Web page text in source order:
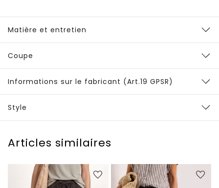
Matière et entretien
Coupe
Informations sur le fabricant (Art.19 GPSR)
Style
Articles similaires